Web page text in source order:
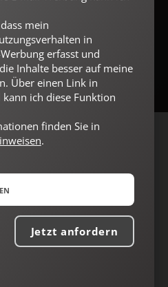
Jetzt anmelden
Datenschutz
Abo online kündigen
mein
in
erfasst und
Inhalte besser auf meine
Über einen Link in
ich diese Funktion
finden Sie in
.
Jetzt anfordern